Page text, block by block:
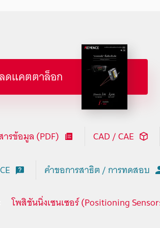
ดแคตตาล็อก
ารข้อมูล (PDF) CAD / CAE
คำขอการสาธิต / การทดสอบ
โพสิชันนิ่งเซนเซอร์ (Positioning